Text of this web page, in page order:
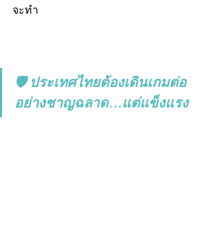
จะทำ
🛡️ ประเทศไทยต้องเดินเกมต่อ
อย่างชาญฉลาด…แต่แข็งแรง